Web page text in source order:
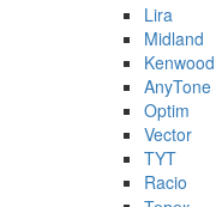
Lira
Midland
Kenwood
AnyTone
Optim
Vector
TYT
Racio